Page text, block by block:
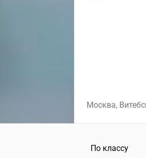
Москва,
По классу